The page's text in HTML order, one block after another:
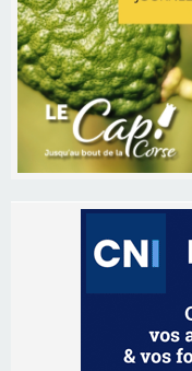
Les brèves
Festa di l’Associi